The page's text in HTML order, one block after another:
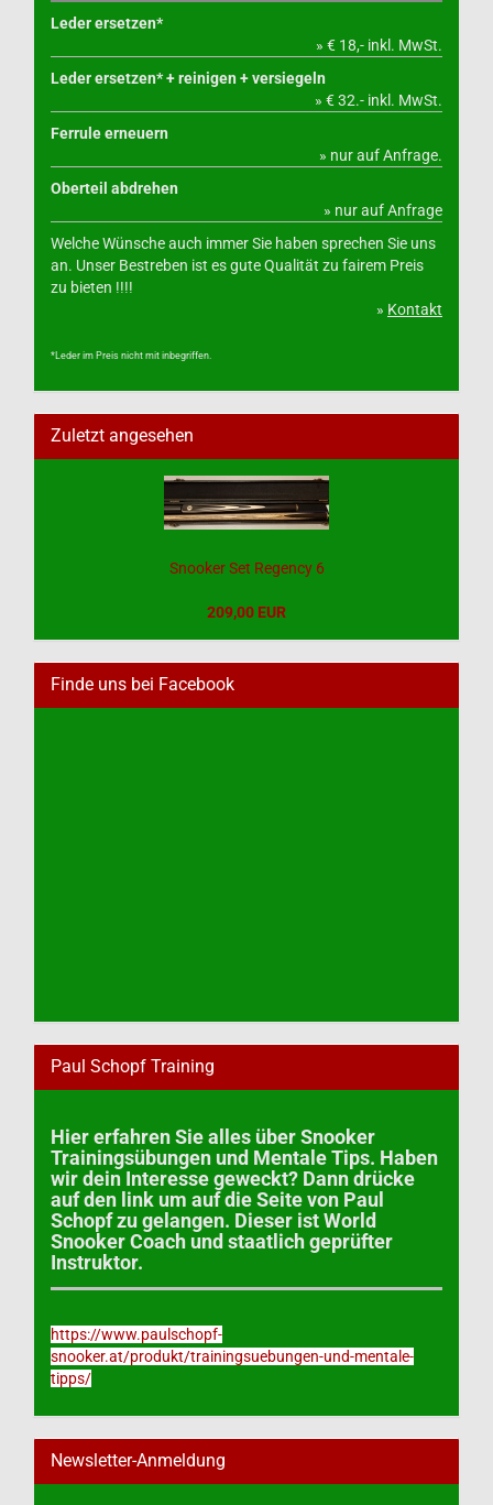
Leder ersetzen*
» € 18,- inkl. MwSt.
Leder ersetzen* + reinigen + versiegeln
» € 32.- inkl. MwSt.
Ferrule erneuern
» nur auf Anfrage.
Oberteil abdrehen
» nur auf Anfrage
Welche Wünsche auch immer Sie haben sprechen Sie uns
an. Unser Bestreben ist es gute Qualität zu fairem Preis
zu bieten !!!!
» Kontakt
*Leder im Preis nicht mit inbegriffen.
Zuletzt angesehen
Snooker Set Regency 6
209,00 EUR
Finde uns bei Facebook
Paul Schopf Training
Hier erfahren Sie alles über Snooker
Trainingsübungen und Mentale Tips. Haben
wir dein Interesse geweckt? Dann drücke
auf den link um auf die Seite von Paul
Schopf zu gelangen. Dieser ist World
Snooker Coach und staatlich geprüfter
Instruktor.
https://www.paulschopf-
snooker.at/produkt/trainingsuebungen-und-mentale-
tipps/
Newsletter-Anmeldung